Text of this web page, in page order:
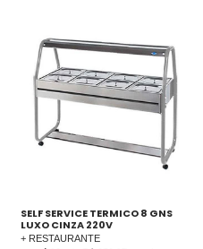
SELF SERVICE TERMICO 8 GNS
LUXO CINZA 220V
+ RESTAURANTE